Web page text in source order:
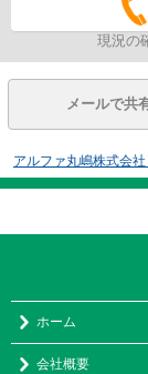
現況の
メールで共
アルファ丸嶋株式会社
ホーム
会社概要